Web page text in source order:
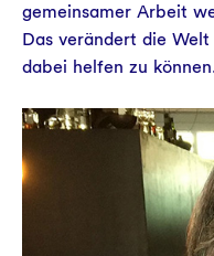
gemeinsamer Arbeit
Das verändert die
dabei helfen zu